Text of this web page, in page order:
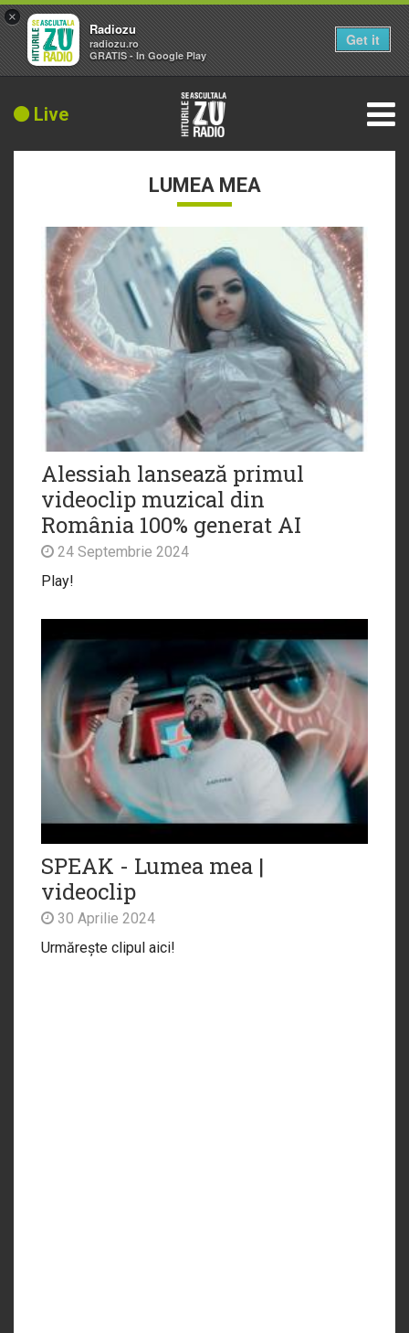
Live
LUMEA MEA
Alessiah lansează primul
videoclip muzical din
România 100% generat AI
24 Septembrie 2024
Play!
SPEAK - Lumea mea |
videoclip
30 Aprilie 2024
Urmărește clipul aici!
×
Radiozu
radiozu.ro
GRATIS - In Google Play
Get it